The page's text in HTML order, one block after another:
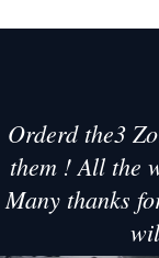
Orderd the3
them ! All the
Many thanks